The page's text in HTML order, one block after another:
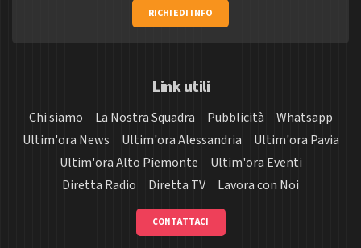
RICHIEDI INFO
Link utili
Chi siamo La Nostra Squadra Pubblicità
Whatsapp
Ultim'ora News
Ultim'ora Alessandria
Ultim'ora Pavia
Ultim'ora Alto Piemonte
Ultim'ora Eventi
Diretta Radio
Diretta TV Lavora con Noi
CONTATTACI